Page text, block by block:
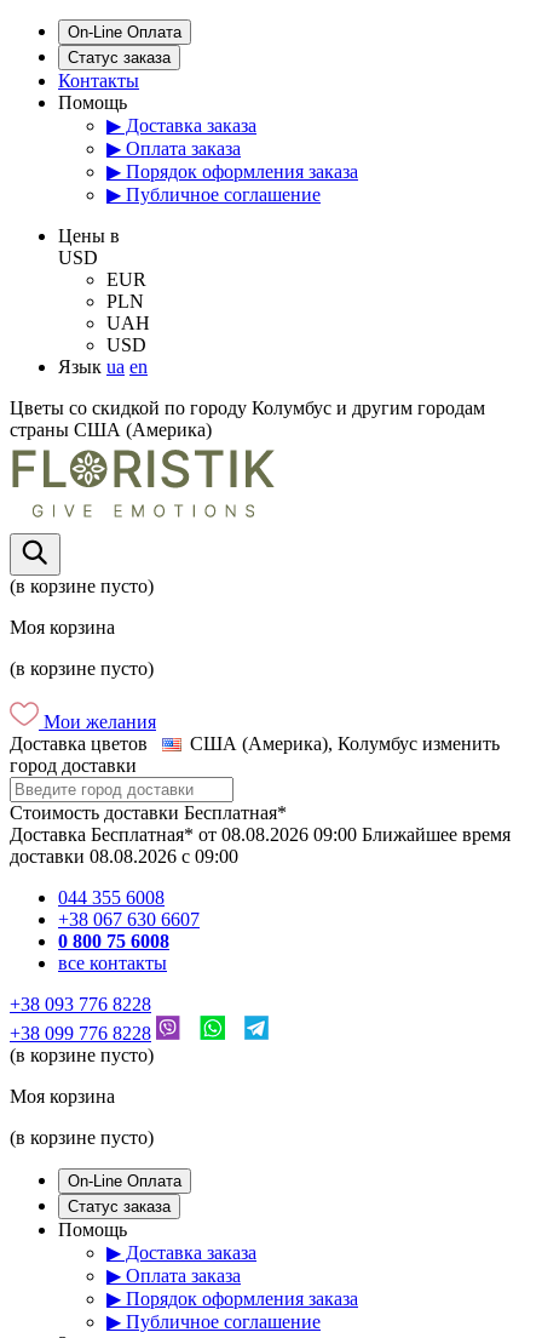
On-Line Оплата
Статус заказа
Контакты
Помощь
▶ Доставка заказа
▶ Оплата заказа
▶ Порядок оформления заказа
▶ Публичное соглашение
Цены в
USD
EUR
PLN
UAH
USD
Язык ua en
Цветы со скидкой по городу Колумбус и другим городам
страны США (Америка)
(в корзине пусто)
Моя корзина
(в корзине пусто)
Мои желания
Доставка цветов
США (Америка), Колумбус изменить
город доставки
Стоимость доставки Бесплатная*
Доставка Бесплатная* от 08.08.2026 09:00 Ближайшее время
доставки 08.08.2026 c 09:00
044 355 6008
+38 067 630 6607
0 800 75 6008
все контакты
+38 093 776 8228
+38 099 776 8228
(в корзине пусто)
Моя корзина
(в корзине пусто)
On-Line Оплата
Статус заказа
Помощь
▶ Доставка заказа
▶ Оплата заказа
▶ Порядок оформления заказа
▶ Публичное соглашение